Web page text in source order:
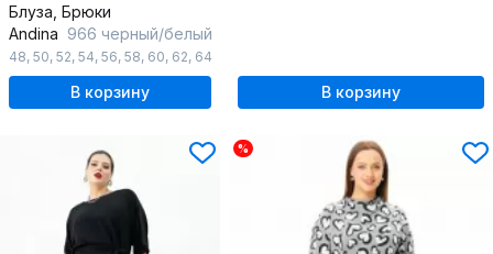
Блуза, Брюки
Andina 966 черный/белый
48, 50, 52, 54, 56, 58, 60, 62, 64
В корзину В корзину
%